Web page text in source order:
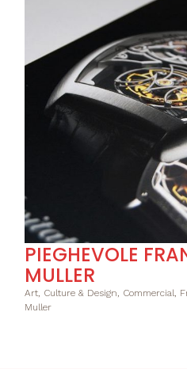
PIEGHEVOLE
MULLER
Art, Culture & Design, Commercial,
Muller